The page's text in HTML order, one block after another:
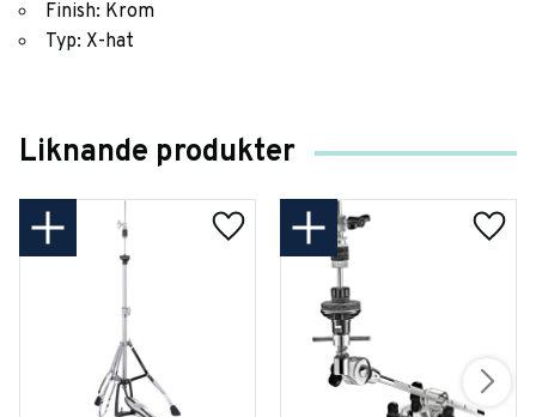
Finish: Krom
Typ: X-hat
Liknande produkter